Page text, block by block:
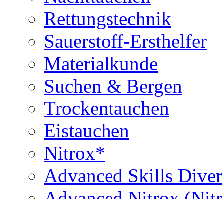
Rettungstechnik
Sauerstoff-Ersthelfer
Materialkunde
Suchen & Bergen
Trockentauchen
Eistauchen
Nitrox*
Advanced Skills Diver